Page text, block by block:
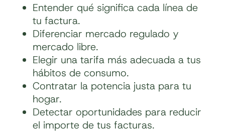
Entender qué significa cada línea de
tu factura.
Diferenciar mercado regulado y
mercado libre.
Elegir una tarifa más adecuada a tus
hábitos de consumo.
Contratar la potencia justa para tu
hogar.
Detectar oportunidades para reducir
el importe de tus facturas.